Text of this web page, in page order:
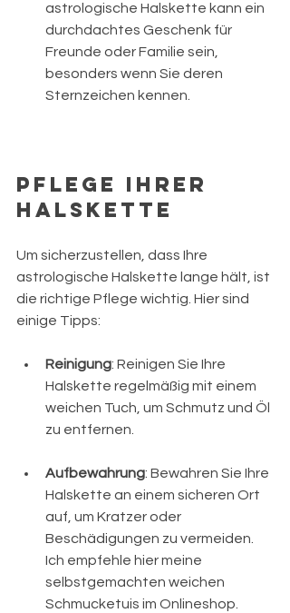
astrologische Halskette kann ein
durchdachtes Geschenk für
Freunde oder Familie sein,
besonders wenn Sie deren
Sternzeichen kennen.
Pflege Ihrer
Halskette
Um sicherzustellen, dass Ihre
astrologische Halskette lange hält, ist
die richtige Pflege wichtig. Hier sind
einige Tipps:
Reinigung: Reinigen Sie Ihre
Halskette regelmäßig mit einem
weichen Tuch, um Schmutz und Öl
zu entfernen.
Aufbewahrung: Bewahren Sie Ihre
Halskette an einem sicheren Ort
auf, um Kratzer oder
Beschädigungen zu vermeiden.
Ich empfehle hier meine
selbstgemachten weichen
Schmucketuis im Onlineshop.